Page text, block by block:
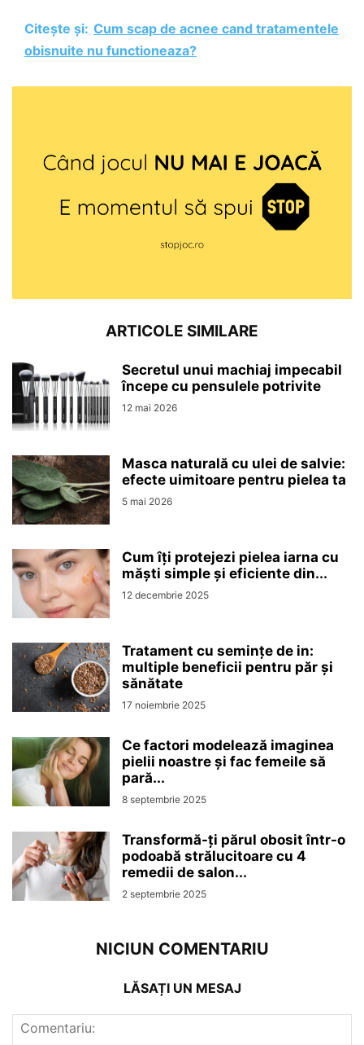
Citește și: Cum scap de acnee cand tratamentele
obisnuite nu functioneaza?
ARTICOLE SIMILARE
Secretul unui machiaj impecabil
începe cu pensulele potrivite
12 mai 2026
Masca naturală cu ulei de salvie:
efecte uimitoare pentru pielea ta
5 mai 2026
Cum îți protejezi pielea iarna cu
măști simple și eficiente din...
12 decembrie 2025
Tratament cu semințe de in:
multiple beneficii pentru păr și
sănătate
17 noiembrie 2025
Ce factori modelează imaginea
pielii noastre și fac femeile să
pară...
8 septembrie 2025
Transformă-ți părul obosit într-o
podoabă strălucitoare cu 4
remedii de salon...
2 septembrie 2025
NICIUN COMENTARIU
LĂSAȚI UN MESAJ